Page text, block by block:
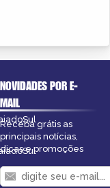
NOVIDADES POR E-
MAIL
Receba grátis as
principais notícias,
dicas e promoções